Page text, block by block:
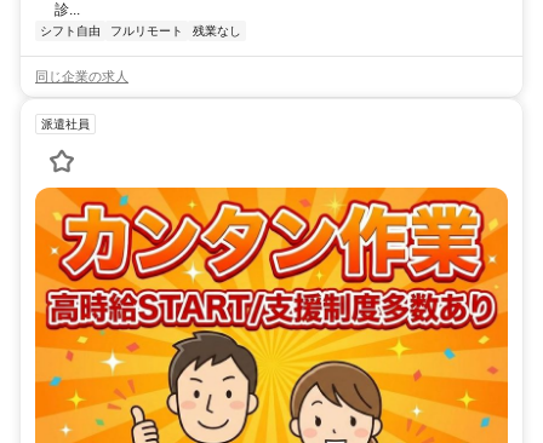
診...
シフト自由 フルリモート 残業なし
同じ企業の求人
派遣社員